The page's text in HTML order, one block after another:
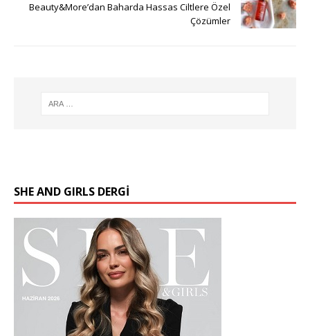
Beauty&More’dan Baharda Hassas Ciltlere Özel
Çözümler
SHE AND GIRLS DERGİ